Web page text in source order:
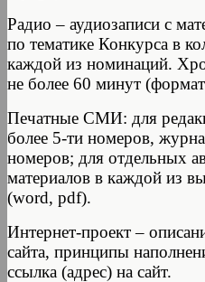
Радио – аудиозаписи с
по тематике Конкурса в
каждой из номинаций.
не более 60 минут
Печатные СМИ: для
более 5-ти номеров,
номеров; для отдельных
материалов в каждой из
(word, pdf).
Интернет-проект –
сайта, принципы
ссылка (адрес) на сайт.